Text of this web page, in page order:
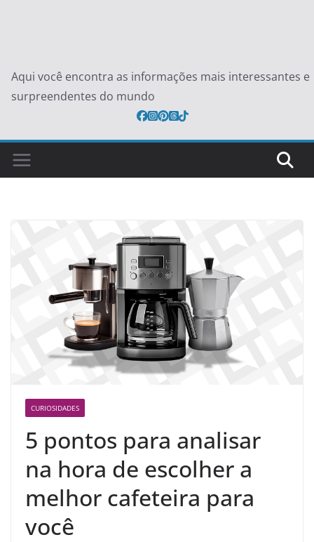
Aqui você encontra as informações mais interessantes e
surpreendentes do mundo
CURIOSIDADES
5 pontos para analisar
na hora de escolher a
melhor cafeteira para
você